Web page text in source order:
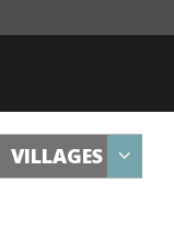
VILLAGES